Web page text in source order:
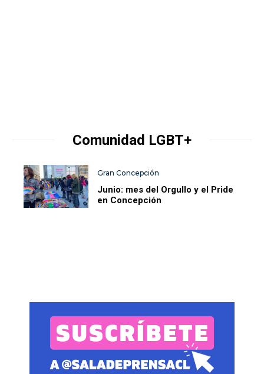
Comunidad LGBT+
Gran Concepción
Junio: mes del Orgullo y el Pride
en Concepción